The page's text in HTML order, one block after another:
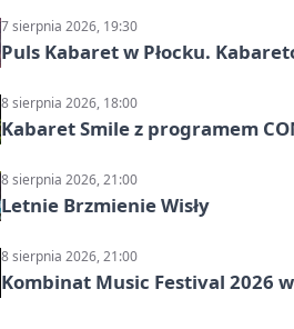
7 sierpnia 2026, 19:30
Puls Kabaret w Płocku.
8 sierpnia 2026, 18:00
Kabaret Smile z programem
8 sierpnia 2026, 21:00
Letnie Brzmienie Wisły
8 sierpnia 2026, 21:00
Kombinat Music Festival 2026